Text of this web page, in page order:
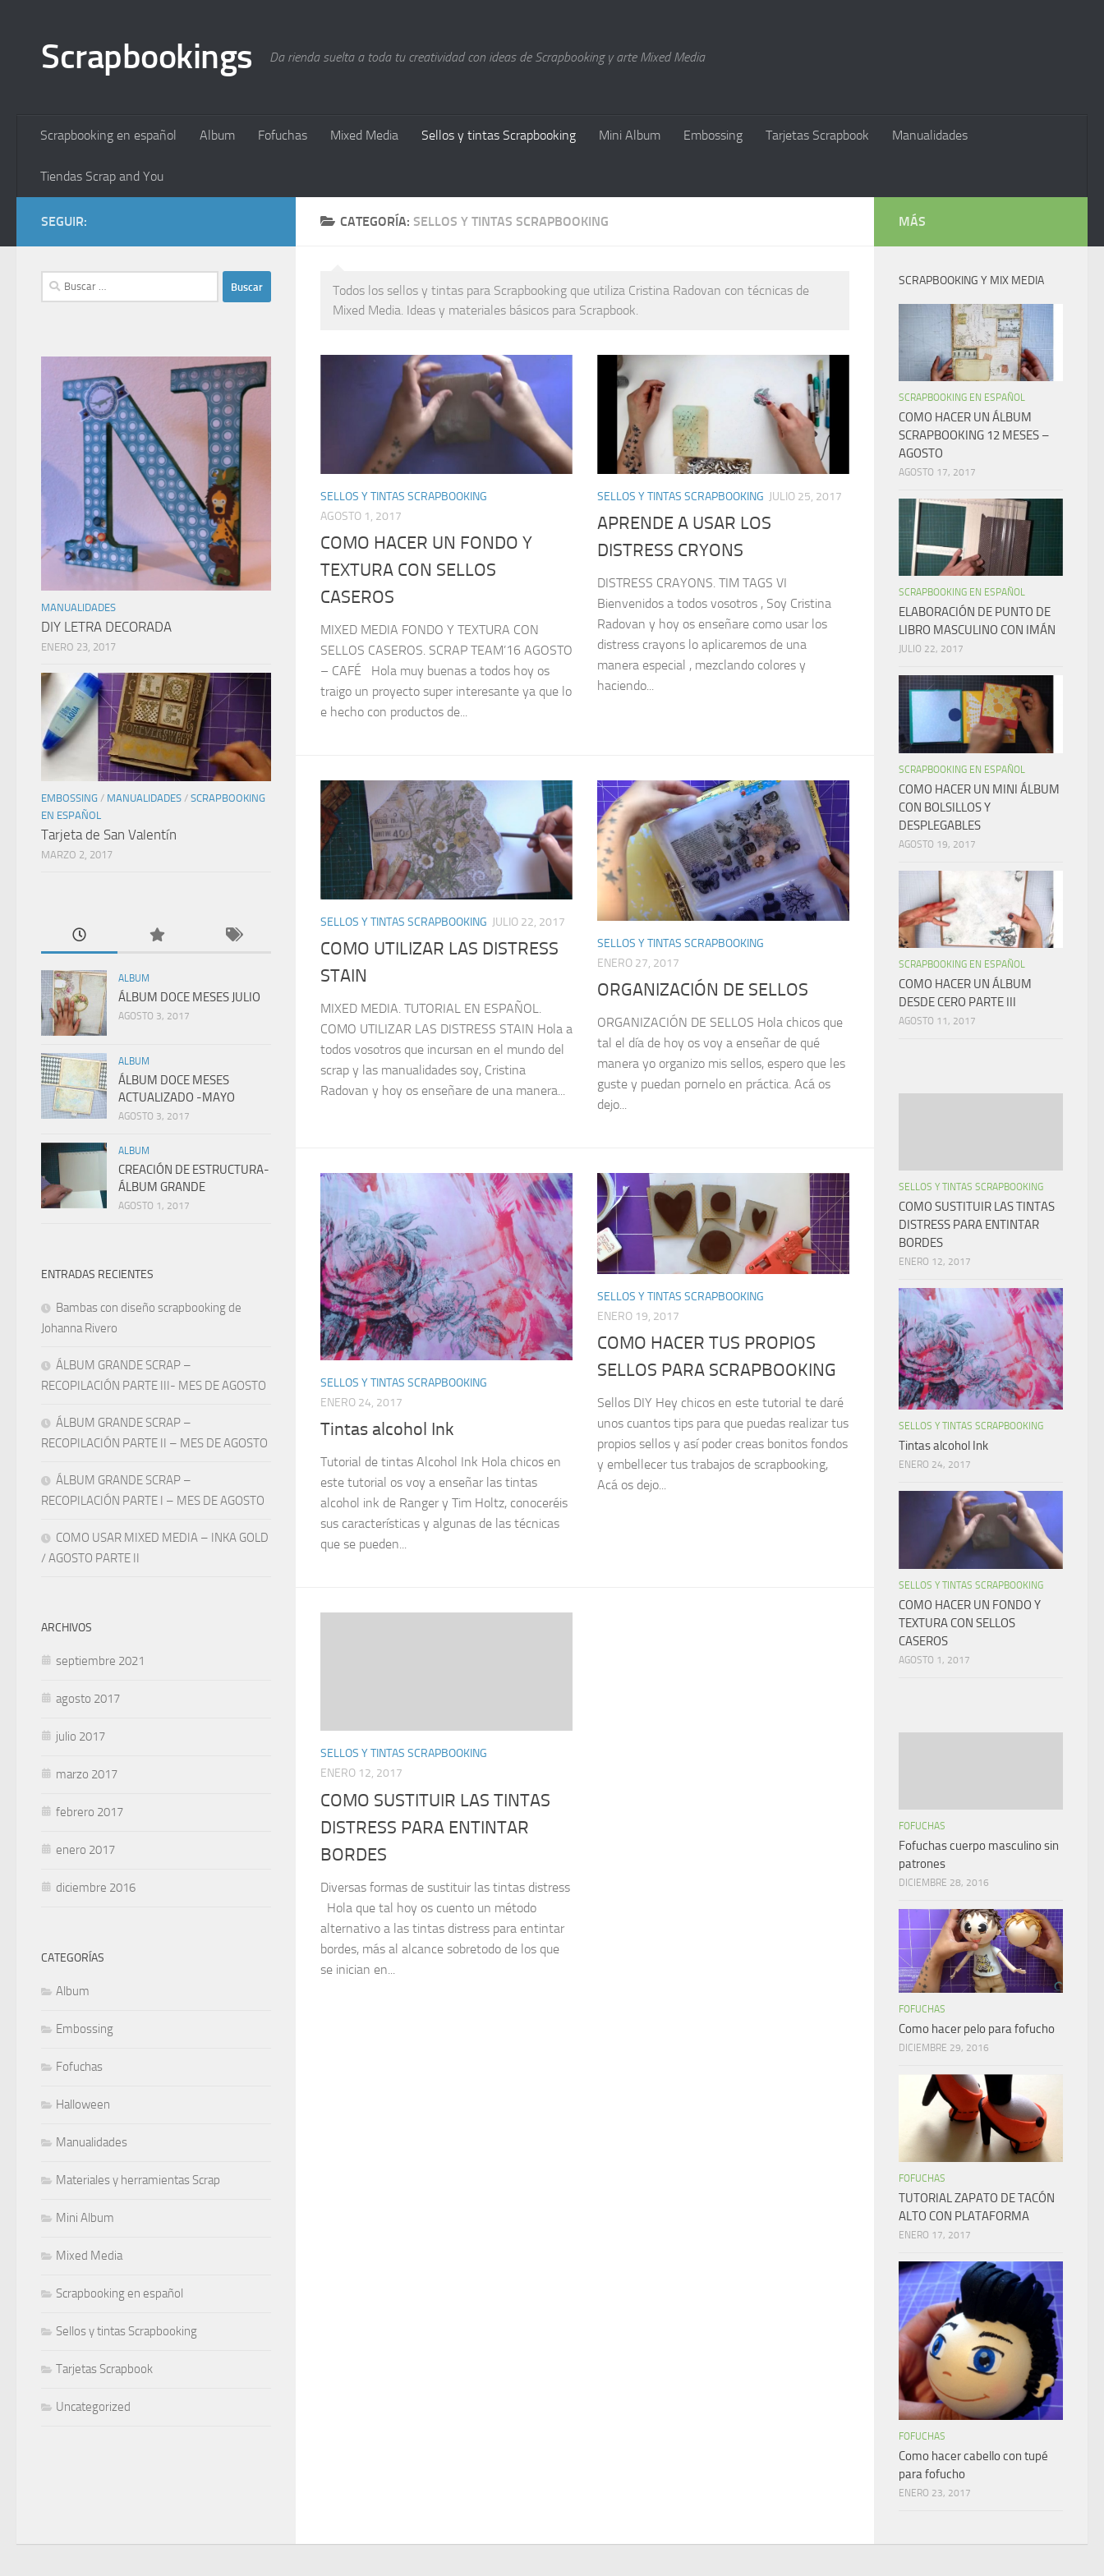
Scrapbookings Da rienda suelta a toda tu creatividad con ideas de Scrapbooking y arte Mixed Media
Scrapbooking en español Album Fofuchas Mixed Media Sellos y tintas Scrapbooking Mini Album Embossing Tarjetas Scrapbook Manualidades
Tiendas Scrap and You
CATEGORÍA: SELLOS Y TINTAS SCRAPBOOKING
Todos los sellos y tintas para Scrapbooking que utiliza Cristina Radovan con técnicas de
Mixed Media. Ideas y materiales básicos para Scrapbook.
SELLOS Y TINTAS SCRAPBOOKING
AGOSTO 1, 2017
COMO HACER UN FONDO Y
TEXTURA CON SELLOS
CASEROS
MIXED MEDIA FONDO Y TEXTURA CON
SELLOS CASEROS. SCRAP TEAM’16 AGOSTO
– CAFÉ Hola muy buenas a todos hoy os
traigo un proyecto super interesante ya que lo
e hecho con productos de...
SELLOS Y TINTAS SCRAPBOOKING JULIO 25, 2017
APRENDE A USAR LOS
DISTRESS CRYONS
DISTRESS CRAYONS. TIM TAGS VI
Bienvenidos a todos vosotros , Soy Cristina
Radovan y hoy os enseñare como usar los
distress crayons lo aplicaremos de una
manera especial , mezclando colores y
haciendo...
SELLOS Y TINTAS SCRAPBOOKING JULIO 22, 2017
COMO UTILIZAR LAS DISTRESS
STAIN
MIXED MEDIA. TUTORIAL EN ESPAÑOL.
COMO UTILIZAR LAS DISTRESS STAIN Hola a
todos vosotros que incursan en el mundo del
scrap y las manualidades soy, Cristina
Radovan y hoy os enseñare de una manera...
SELLOS Y TINTAS SCRAPBOOKING
ENERO 27, 2017
ORGANIZACIÓN DE SELLOS
ORGANIZACIÓN DE SELLOS Hola chicos que
tal el día de hoy os voy a enseñar de qué
manera yo organizo mis sellos, espero que les
guste y puedan pornelo en práctica. Acá os
dejo...
SELLOS Y TINTAS SCRAPBOOKING
ENERO 24, 2017
Tintas alcohol Ink
Tutorial de tintas Alcohol Ink Hola chicos en
este tutorial os voy a enseñar las tintas
alcohol ink de Ranger y Tim Holtz, conoceréis
sus características y algunas de las técnicas
que se pueden...
SELLOS Y TINTAS SCRAPBOOKING
ENERO 19, 2017
COMO HACER TUS PROPIOS
SELLOS PARA SCRAPBOOKING
Sellos DIY Hey chicos en este tutorial te daré
unos cuantos tips para que puedas realizar tus
propios sellos y así poder creas bonitos fondos
y embellecer tus trabajos de scrapbooking,
Acá os dejo...
SELLOS Y TINTAS SCRAPBOOKING
ENERO 12, 2017
COMO SUSTITUIR LAS TINTAS
DISTRESS PARA ENTINTAR
BORDES
Diversas formas de sustituir las tintas distress
Hola que tal hoy os cuento un método
alternativo a las tintas distress para entintar
bordes, más al alcance sobretodo de los que
se inician en...
SEGUIR:
Buscar:
MANUALIDADES
DIY LETRA DECORADA
ENERO 23, 2017
EMBOSSING / MANUALIDADES / SCRAPBOOKING
EN ESPAÑOL
Tarjeta de San Valentín
MARZO 2, 2017
ALBUM
ÁLBUM DOCE MESES JULIO
AGOSTO 3, 2017
ALBUM
ÁLBUM DOCE MESES
ACTUALIZADO -MAYO
AGOSTO 3, 2017
ALBUM
CREACIÓN DE ESTRUCTURA-
ÁLBUM GRANDE
AGOSTO 1, 2017
ENTRADAS RECIENTES
Bambas con diseño scrapbooking de
Johanna Rivero
ÁLBUM GRANDE SCRAP –
RECOPILACIÓN PARTE III- MES DE AGOSTO
ÁLBUM GRANDE SCRAP –
RECOPILACIÓN PARTE II – MES DE AGOSTO
ÁLBUM GRANDE SCRAP –
RECOPILACIÓN PARTE I – MES DE AGOSTO
COMO USAR MIXED MEDIA – INKA GOLD
/ AGOSTO PARTE II
ARCHIVOS
septiembre 2021
agosto 2017
julio 2017
marzo 2017
febrero 2017
enero 2017
diciembre 2016
CATEGORÍAS
Album
Embossing
Fofuchas
Halloween
Manualidades
Materiales y herramientas Scrap
Mini Album
Mixed Media
Scrapbooking en español
Sellos y tintas Scrapbooking
Tarjetas Scrapbook
Uncategorized
MÁS
SCRAPBOOKING Y MIX MEDIA
SCRAPBOOKING EN ESPAÑOL
COMO HACER UN ÁLBUM
SCRAPBOOKING 12 MESES –
AGOSTO
AGOSTO 17, 2017
SCRAPBOOKING EN ESPAÑOL
ELABORACIÓN DE PUNTO DE
LIBRO MASCULINO CON IMÁN
JULIO 22, 2017
SCRAPBOOKING EN ESPAÑOL
COMO HACER UN MINI ÁLBUM
CON BOLSILLOS Y
DESPLEGABLES
AGOSTO 19, 2017
SCRAPBOOKING EN ESPAÑOL
COMO HACER UN ÁLBUM
DESDE CERO PARTE III
AGOSTO 11, 2017
SELLOS Y TINTAS SCRAPBOOKING
COMO SUSTITUIR LAS TINTAS
DISTRESS PARA ENTINTAR
BORDES
ENERO 12, 2017
SELLOS Y TINTAS SCRAPBOOKING
Tintas alcohol Ink
ENERO 24, 2017
SELLOS Y TINTAS SCRAPBOOKING
COMO HACER UN FONDO Y
TEXTURA CON SELLOS
CASEROS
AGOSTO 1, 2017
FOFUCHAS
Fofuchas cuerpo masculino sin
patrones
DICIEMBRE 28, 2016
FOFUCHAS
Como hacer pelo para fofucho
DICIEMBRE 29, 2016
FOFUCHAS
TUTORIAL ZAPATO DE TACÓN
ALTO CON PLATAFORMA
ENERO 17, 2017
FOFUCHAS
Como hacer cabello con tupé
para fofucho
ENERO 23, 2017